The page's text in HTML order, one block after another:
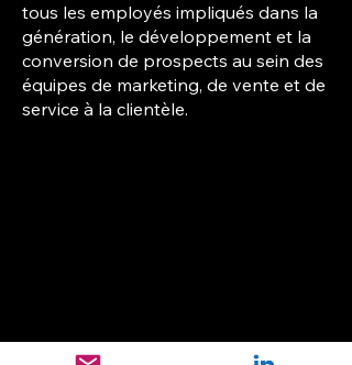
tous les employés impliqués dans la
génération, le développement et la
conversion de prospects au sein des
équipes de marketing, de vente et de
service à la clientèle.